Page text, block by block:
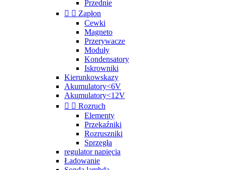
Przednie
  Zapłon
Cewki
Magneto
Przerywacze
Moduły
Kondensatory
Iskrowniki
Kierunkowskazy
Akumulatory<6V
Akumulatory<12V
  Rozruch
Elementy
Przekaźniki
Rozruszniki
Sprzęgła
regulator napięcia
Ładowanie